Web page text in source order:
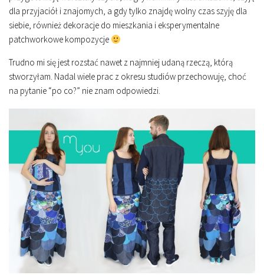
dla przyjaciół i znajomych, a gdy tylko znajdę wolny czas szyję dla
siebie, również dekoracje do mieszkania i eksperymentalne
patchworkowe kompozycje
Trudno mi się jest rozstać nawet z najmniej udaną rzeczą, którą
stworzyłam. Nadal wiele prac z okresu studiów przechowuję, choć
na pytanie “po co?” nie znam odpowiedzi.